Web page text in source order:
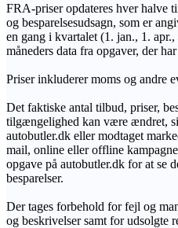
FRA-priser opdateres hver halve
og besparelsesudsagn, som er
en gang i kvartalet (1. jan., 1.
måneders data fra opgaver, der
Priser inkluderer moms og andre
Det faktiske antal tilbud, priser,
tilgængelighed kan være ændret,
autobutler.dk eller modtaget
mail, online eller offline
opgave på autobutler.dk for at se
besparelser.
Der tages forbehold for fejl og
og beskrivelser samt for udsolgte